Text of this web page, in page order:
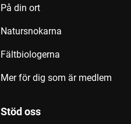
På din ort
Natursnokarna
Fältbiologerna
Mer för dig som är medlem
Stöd oss